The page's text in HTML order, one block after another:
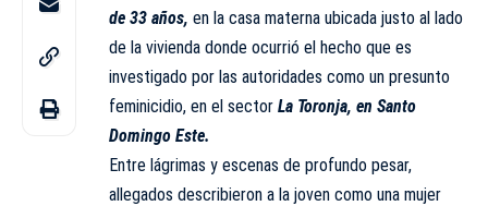
de 33 años, en la casa materna ubicada justo al lado
de la vivienda donde ocurrió el hecho que es
investigado por las autoridades como un presunto
feminicidio, en el sector La Toronja, en Santo
Domingo Este.
Entre lágrimas y escenas de profundo pesar,
allegados describieron a la joven como una mujer